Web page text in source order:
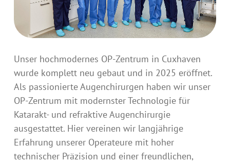
Unser hochmodernes OP-Zentrum in Cuxhaven
wurde komplett neu gebaut und in 2025 eröffnet.
Als passionierte Augenchirurgen haben wir unser
OP-Zentrum mit modernster Technologie für
Katarakt- und refraktive Augenchirurgie
ausgestattet. Hier vereinen wir langjährige
Erfahrung unserer Operateure mit hoher
technischer Präzision und einer freundlichen,